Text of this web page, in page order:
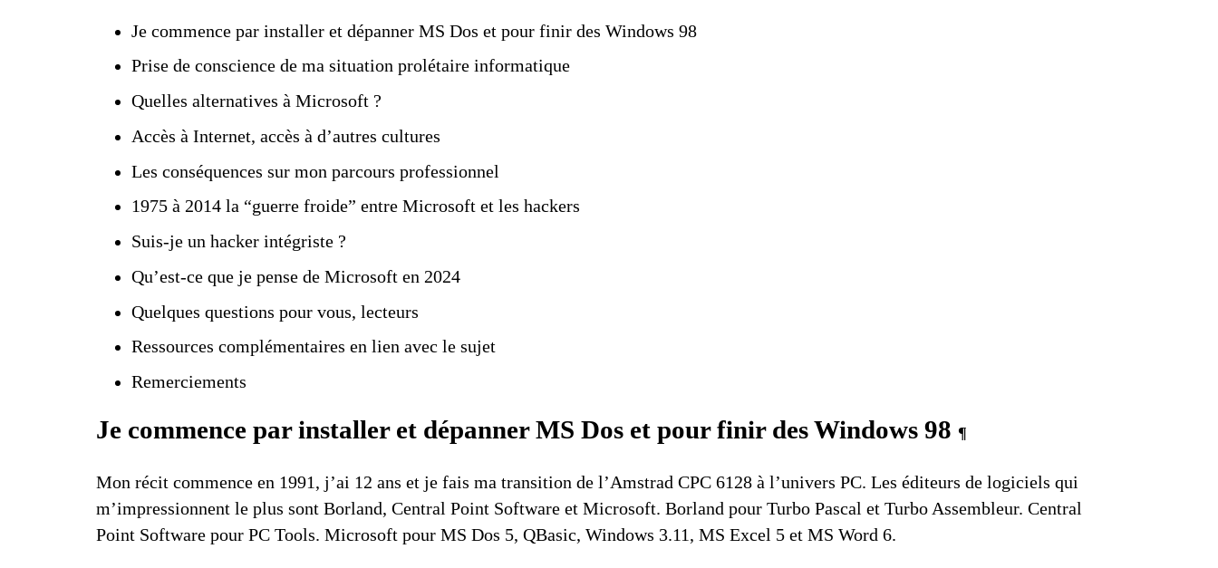
Je commence par installer et dépanner MS Dos et pour finir des Windows 98
Prise de conscience de ma situation prolétaire informatique
Quelles alternatives à Microsoft ?
Accès à Internet, accès à d’autres cultures
Les conséquences sur mon parcours professionnel
1975 à 2014 la “guerre froide” entre Microsoft et les hackers
Suis-je un hacker intégriste ?
Qu’est-ce que je pense de Microsoft en 2024
Quelques questions pour vous, lecteurs
Ressources complémentaires en lien avec le sujet
Remerciements
Je commence par installer et dépanner MS Dos et pour finir des Windows 98 ¶
Mon récit commence en 1991, j’ai 12 ans et je fais ma transition de l’Amstrad CPC 6128à l’univers PC. Les éditeurs de logiciels qui
m’impressionnent le plus sont Borland, Central Point Softwareet Microsoft. Borland pour Turbo Pascal et Turbo Assembleur. Central
Point Software pour PC Tools. Microsoft pour MS Dos 5, QBasic, Windows 3.11, MS Excel 5et MS Word 6.